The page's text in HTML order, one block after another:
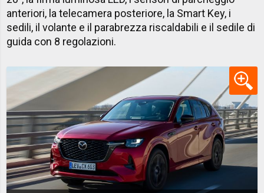
anteriori, la telecamera posteriore, la Smart Key, i
sedili, il volante e il parabrezza riscaldabili e il sedile di
guida con 8 regolazioni.